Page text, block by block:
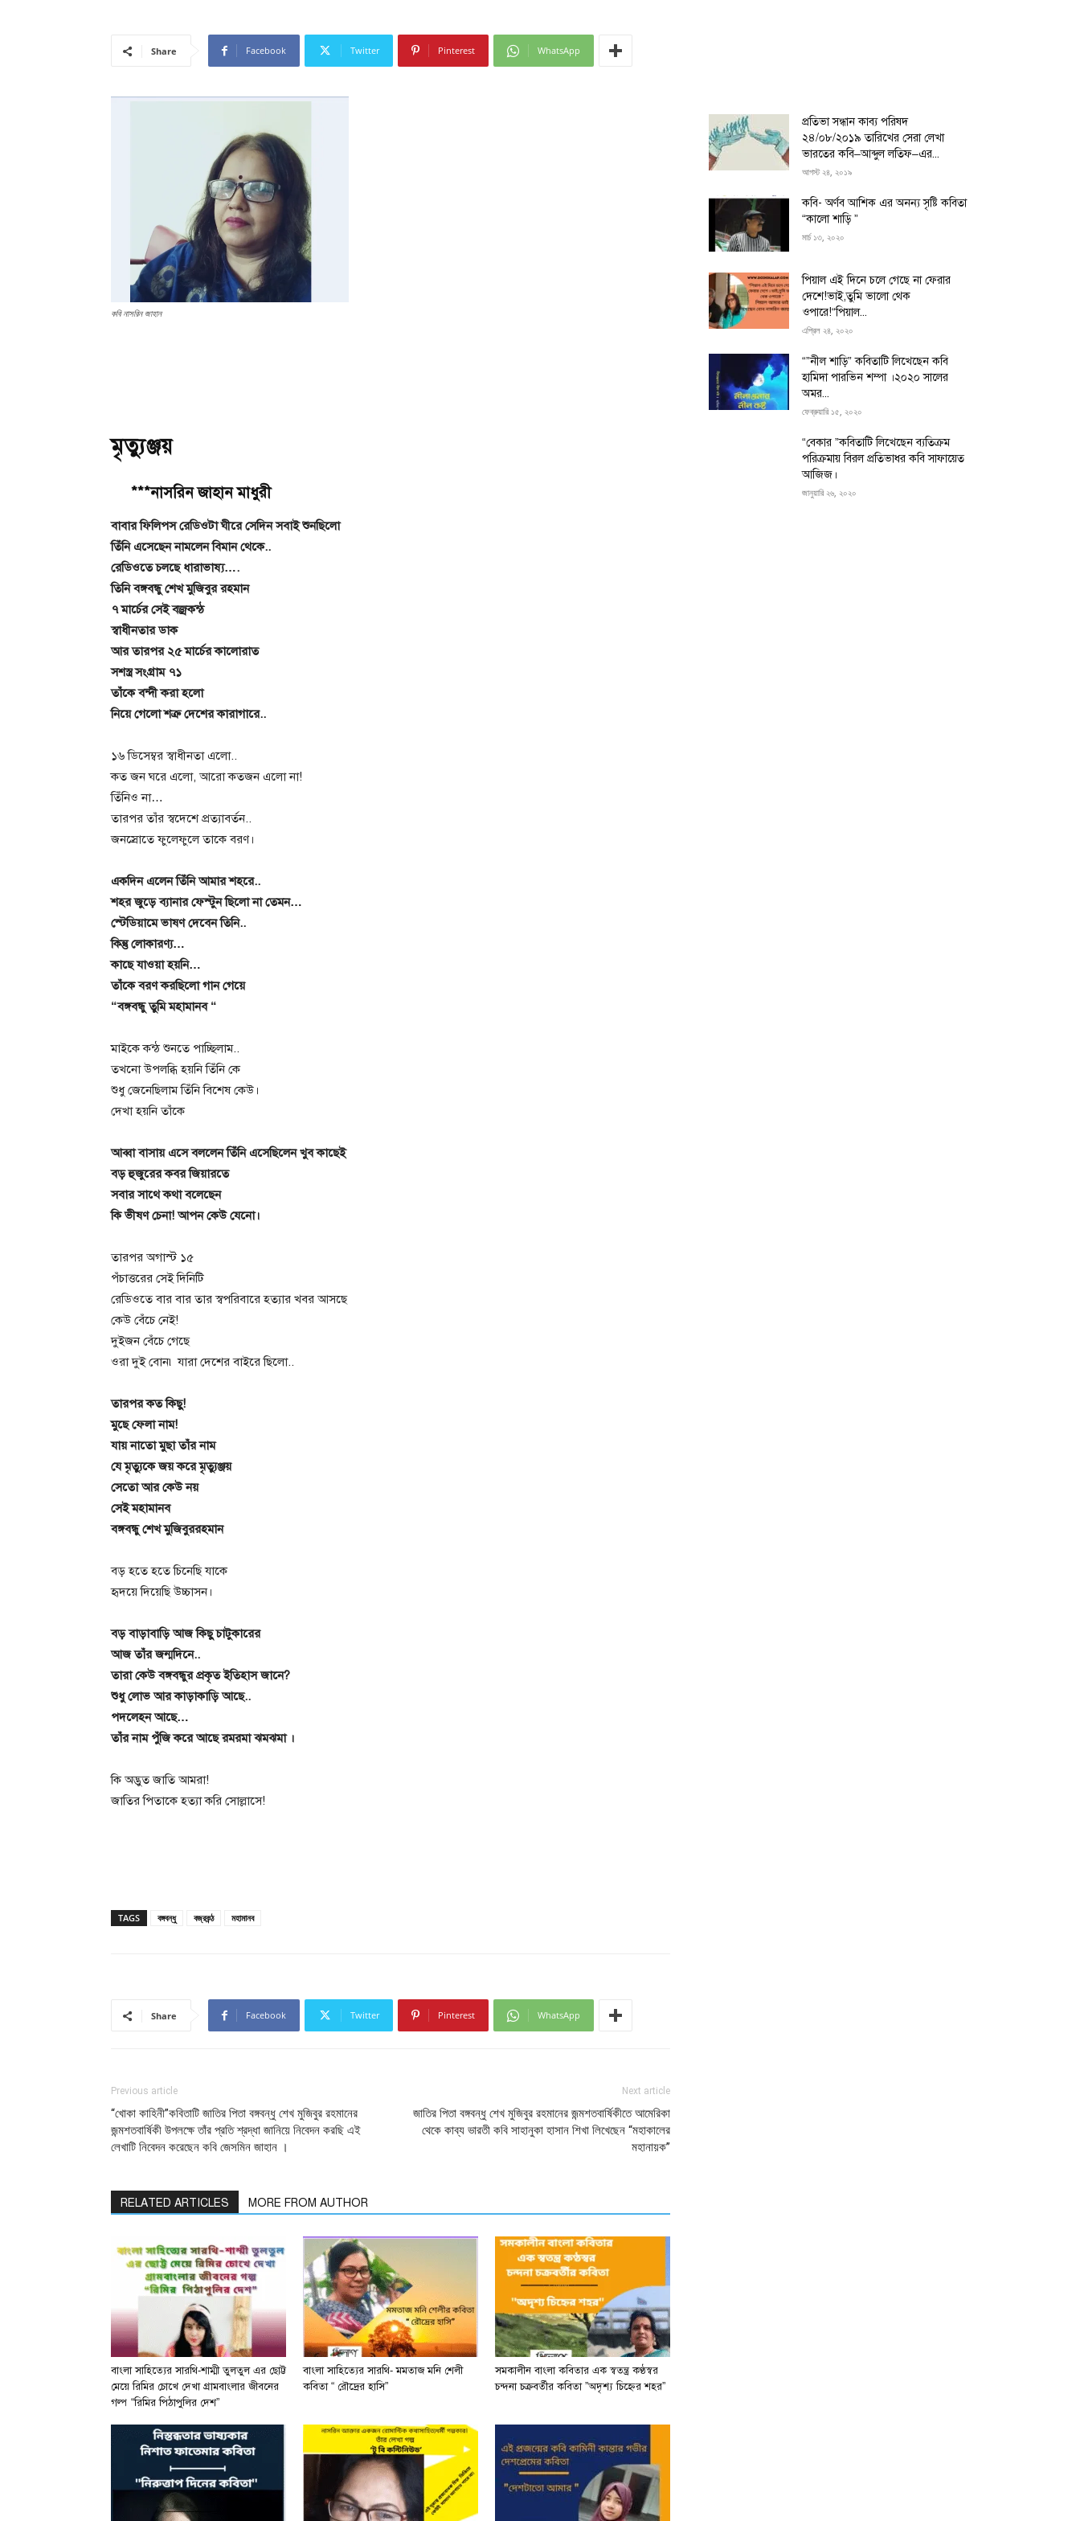
Share Facebook Twitter Pinterest WhatsApp
কবি নাসরিন জাহান
মৃত্যুঞ্জয়
***নাসরিন জাহান মাধুরী
বাবার ফিলিপস রেডিওটা ঘীরে সেদিন সবাই শুনছিলো
তিঁনি এসেছেন নামলেন বিমান থেকে..
রেডিওতে চলছে ধারাভাষ্য….
তিনি বঙ্গবন্ধু শেখ মুজিবুর রহমান
৭ মার্চের সেই বজ্রকন্ঠ
স্বাধীনতার ডাক
আর তারপর ২৫ মার্চের কালোরাত
সশস্ত্র সংগ্রাম ৭১
তাঁকে বন্দী করা হলো
নিয়ে গেলো শত্রু দেশের কারাগারে..
১৬ ডিসেম্বর স্বাধীনতা এলো..
কত জন ঘরে এলো, আরো কতজন এলো না!
তিঁনিও না…
তারপর তাঁর স্বদেশে প্রত্যাবর্তন..
জনস্রোতে ফুলেফুলে তাকে বরণ।
একদিন এলেন তিঁনি আমার শহরে..
শহর জুড়ে ব্যানার ফেস্টুন ছিলো না তেমন…
স্টেডিয়ামে ভাষণ দেবেন তিনি..
কিন্তু লোকারণ্য…
কাছে যাওয়া হয়নি…
তাঁকে বরণ করছিলো গান গেয়ে
“বঙ্গবন্ধু তুমি মহামানব “
মাইকে কন্ঠ শুনতে পাচ্ছিলাম..
তখনো উপলব্ধি হয়নি তিঁনি কে
শুধু জেনেছিলাম তিঁনি বিশেষ কেউ।
দেখা হয়নি তাঁকে
আব্বা বাসায় এসে বললেন তিঁনি এসেছিলেন খুব কাছেই
বড় হুজুরের কবর জিয়ারতে
সবার সাথে কথা বলেছেন
কি ভীষণ চেনা! আপন কেউ যেনো।
তারপর অগাস্ট ১৫
পঁচাত্তরের সেই দিনিটি
রেডিওতে বার বার তার স্বপরিবারে হত্যার খবর আসছে
কেউ বেঁচে নেই!
দুইজন বেঁচে গেছে
ওরা দুই বোন৷ যারা দেশের বাইরে ছিলো..
তারপর কত কিছু!
মুছে ফেলা নাম!
যায় নাতো মুছা তাঁর নাম
যে মৃত্যুকে জয় করে মৃত্যুঞ্জয়
সেতো আর কেউ নয়
সেই মহামানব
বঙ্গবন্ধু শেখ মুজিবুররহমান
বড় হতে হতে চিনেছি যাকে
হৃদয়ে দিয়েছি উচ্চাসন।
বড় বাড়াবাড়ি আজ কিছু চাটুকারের
আজ তাঁর জন্মদিনে..
তারা কেউ বঙ্গবন্ধুর প্রকৃত ইতিহাস জানে?
শুধু লোভ আর কাড়াকাড়ি আছে..
পদলেহন আছে…
তাঁর নাম পুঁজি করে আছে রমরমা ঝমঝমা ।
কি অদ্ভুত জাতি আমরা!
জাতির পিতাকে হত্যা করি সোল্লাসে!
TAGS বঙ্গবন্ধু বজ্রকন্ঠ মহামানব
Share Facebook Twitter Pinterest WhatsApp
Previous article
“খোকা কাহিনী”কবিতাটি জাতির পিতা বঙ্গবন্ধু শেখ মুজিবুর রহমানের
জন্মশতবার্ষিকী উপলক্ষে তাঁর প্রতি শ্রদ্ধা জানিয়ে নিবেদন করছি এই
লেখাটি নিবেদন করেছেন কবি জেসমিন জাহান ।
Next article
জাতির পিতা বঙ্গবন্ধু শেখ মুজিবুর রহমানের জন্মশতবার্ষিকীতে আমেরিকা
থেকে কাব্য ভারতী কবি সাহানুকা হাসান শিখা লিখেছেন “মহাকালের
মহানায়ক”
RELATED ARTICLES MORE FROM AUTHOR
বাংলা সাহিত্যের সারথি-শাম্মী তুলতুল এর ছোট্ট
মেয়ে রিমির চোখে দেখা গ্রামবাংলার জীবনের
গল্প “রিমির পিঠাপুলির দেশ”
বাংলা সাহিত্যের সারথি- মমতাজ মনি শেলী
কবিতা “ রৌদ্রের হাসি”
সমকালীন বাংলা কবিতার এক স্বতন্ত্র কণ্ঠস্বর
চন্দনা চক্রবর্তীর কবিতা ”অদৃশ্য চিহ্নের শহর”
প্রতিভা সন্ধান কাব্য পরিষদ
২৪/০৮/২০১৯ তারিখের সেরা লেখা
ভারতের কবি–আব্দুল লতিফ–এর...
আগস্ট ২৪, ২০১৯
কবি- অর্ণব আশিক এর অনন্য সৃষ্টি কবিতা
“কালো শাড়ি ”
মার্চ ১৩, ২০২০
পিয়াল এই দিনে চলে গেছে না ফেরার
দেশে!ভাই,তুমি ভালো থেক
ওপারে!“পিয়াল...
এপ্রিল ২৪, ২০২০
“”নীল শাড়ি” কবিতাটি লিখেছেন কবি
হামিদা পারভিন শম্পা ।২০২০ সালের
অমর...
ফেব্রুয়ারি ১৫, ২০২০
“বেকার ”কবিতাটি লিখেছেন ব্যতিক্রম
পরিক্রমায় বিরল প্রতিভাধর কবি সাফায়েত
আজিজ।
জানুয়ারি ২৬, ২০২০